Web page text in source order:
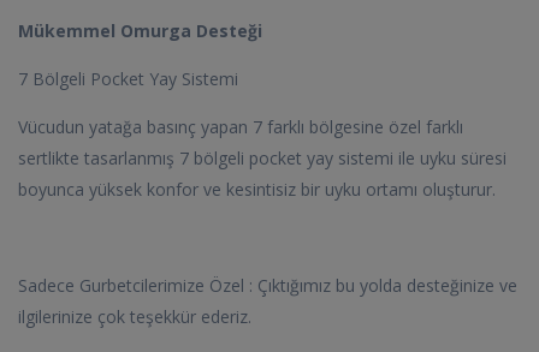
Mükemmel Omurga Desteği
7 Bölgeli Pocket Yay Sistemi
Vücudun yatağa basınç yapan 7 farklı bölgesine özel farklı
sertlikte tasarlanmış 7 bölgeli pocket yay sistemi ile uyku süresi
boyunca yüksek konfor ve kesintisiz bir uyku ortamı oluşturur.
Sadece Gurbetcilerimize Özel : Çıktığımız bu yolda desteğinize ve
ilgilerinize çok teşekkür ederiz.